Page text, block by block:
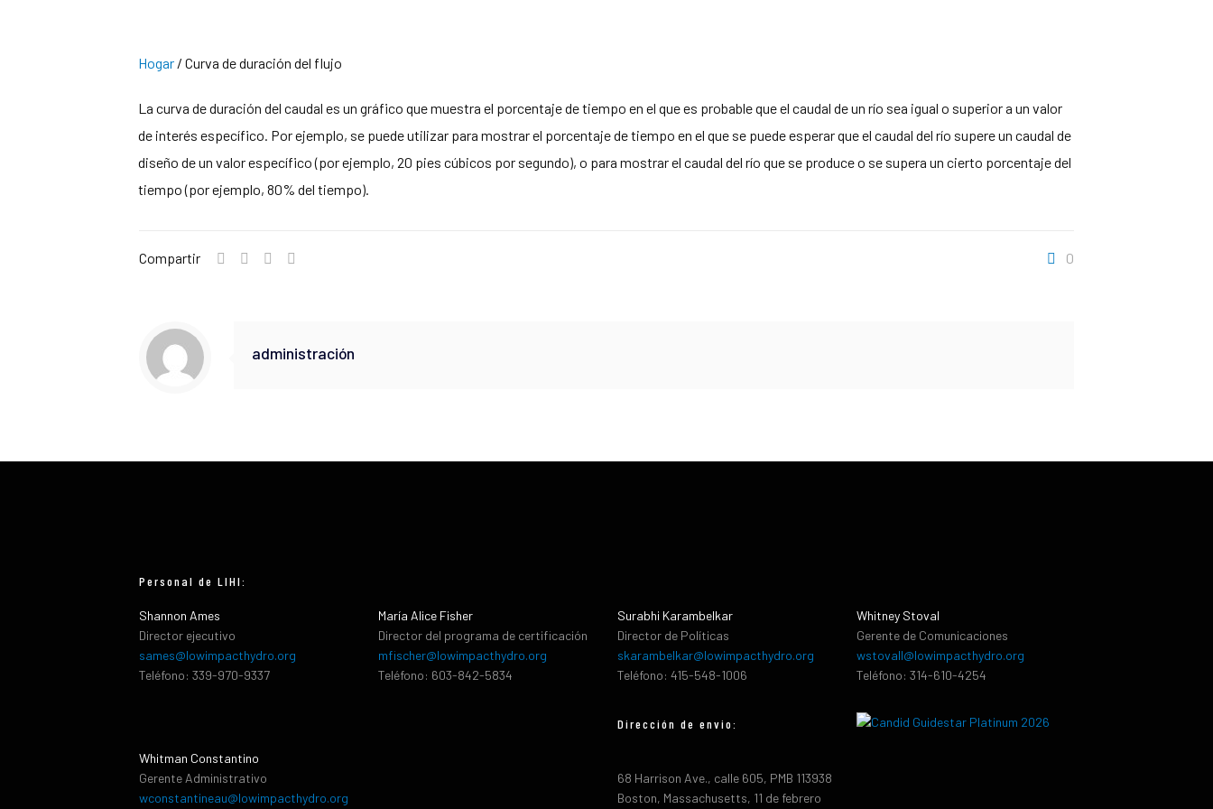
Hogar/ Curva de duración del flujo
La curva de duración del caudal es un gráfico que muestra el porcentaje de tiempo en el que es probable que el caudal de un río sea igual o superior a un valor
de interés específico. Por ejemplo, se puede utilizar para mostrar el porcentaje de tiempo en el que se puede esperar que el caudal del río supere un caudal de
diseño de un valor específico (por ejemplo, 20 pies cúbicos por segundo), o para mostrar el caudal del río que se produce o se supera un cierto porcentaje del
tiempo (por ejemplo, 80% del tiempo).
Compartir 0
administración
Personal de LIHI:
Shannon Ames
Director ejecutivo
sames@lowimpacthydro.org
Teléfono: 339-970-9337
Whitman Constantino
Gerente Administrativo
wconstantineau@lowimpacthydro.org
María Alice Fisher
Director del programa de certificación
mfischer@lowimpacthydro.org
Teléfono: 603-842-5834
Surabhi Karambelkar
Director de Políticas
skarambelkar@lowimpacthydro.org
Teléfono: 415-548-1006
Dirección de envio:
68 Harrison Ave., calle 605, PMB 113938
Boston, Massachusetts, 11 de febrero
Whitney Stoval
Gerente de Comunicaciones
wstovall@lowimpacthydro.org
Teléfono: 314-610-4254